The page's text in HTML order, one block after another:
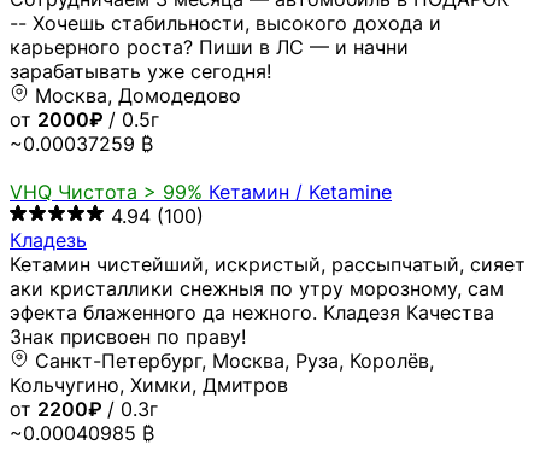
-- Хочешь стабильности, высокого дохода и
карьерного роста? Пиши в ЛС — и начни
зарабатывать уже сегодня!
Москва, Домодедово
от 2000₽ / 0.5г
~0.00037259 ₿
VHQ Чистота > 99% Кетамин / Ketamine
4.94 (100)
Кладезь
Кетамин чистейший, искристый, рассыпчатый, сияет
аки кристаллики снежныя по утру морозному, сам
эфекта блаженного да нежного. Кладезя Качества
Знак присвоен по праву!
Санкт-Петербург, Москва, Руза, Королёв,
Кольчугино, Химки, Дмитров
от 2200₽ / 0.3г
~0.00040985 ₿